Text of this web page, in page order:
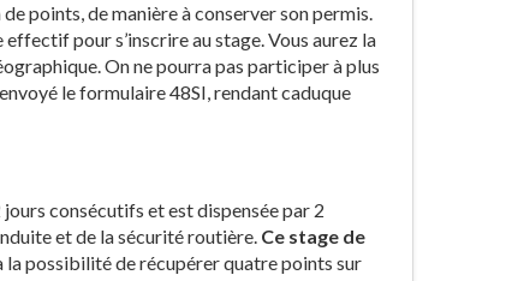
points, de manière à conserver son permis.
pour s’inscrire au stage. Vous aurez la
On ne pourra pas participer à plus
le formulaire 48SI, rendant caduque
consécutifs et est dispensée par 2
et de la sécurité routière. Ce stage de
la possibilité de récupérer quatre points sur